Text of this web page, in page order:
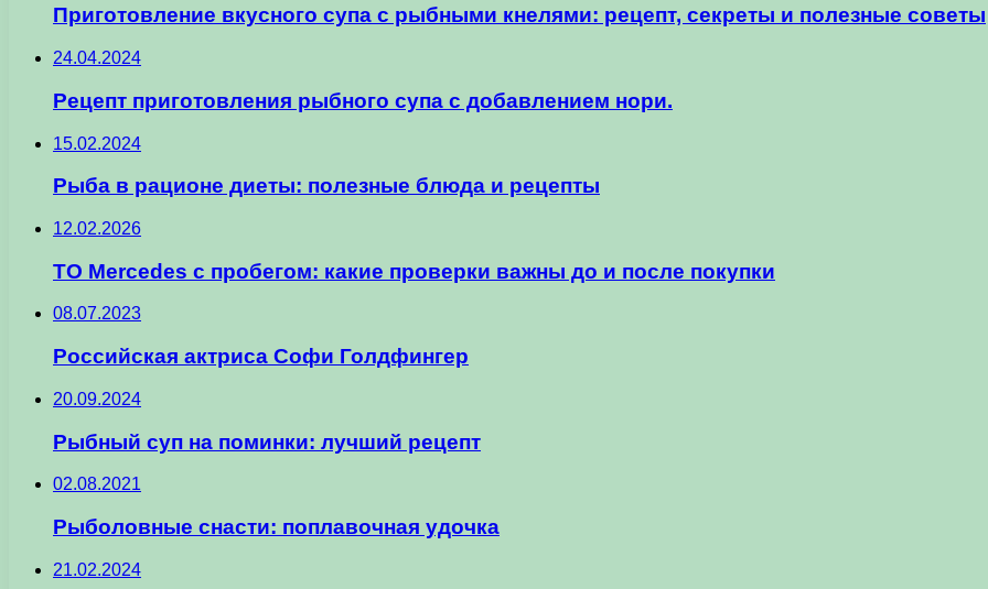
Приготовление вкусного супа с рыбными кнелями: рецепт, секреты и полезные советы
24.04.2024
Рецепт приготовления рыбного супа с добавлением нори.
15.02.2024
Рыба в рационе диеты: полезные блюда и рецепты
12.02.2026
ТО Mercedes с пробегом: какие проверки важны до и после покупки
08.07.2023
Российская актриса Софи Голдфингер
20.09.2024
Рыбный суп на поминки: лучший рецепт
02.08.2021
Рыболовные снасти: поплавочная удочка
21.02.2024